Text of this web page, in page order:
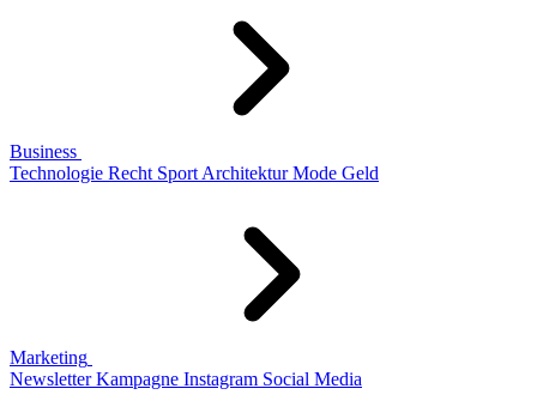
Business
Technologie Recht Sport Architektur Mode Geld
Marketing
Newsletter Kampagne Instagram Social Media